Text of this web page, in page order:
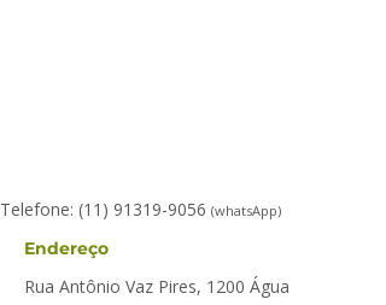
Telefone: (11) 91319-9056 (whatsApp)
Endereço
Rua Antônio Vaz Pires, 1200 Água